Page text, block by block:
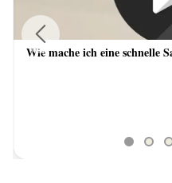
Wie mache ich eine schnelle
Previous